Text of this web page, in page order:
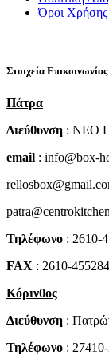
Όροι Χρήσης
Στοιχεία Επικοινωνίας
Πάτρα
Διεύθυνση : NEO
email : info@box-
Τηλέφωνο : 2610-
FAX : 2610-455284
Κόρινθος
Διεύθυνση :
Τηλέφωνο :